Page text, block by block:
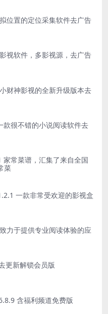
位置的定位采集软件去广告
视软件，多影视源，去广告
财神影视的全新升级版本去
款很不错的小说阅读软件去
常菜谱，汇集了来自全国
菜
一款非常受欢迎的影视盒
力于提供专业阅读体验的应
更新解锁会员版
含福利频道免费版